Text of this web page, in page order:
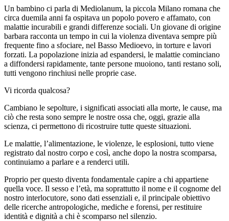
Un bambino ci parla di Mediolanum, la piccola Milano romana che
circa duemila anni fa ospitava un popolo povero e affamato, con
malattie incurabili e grandi differenze sociali. Un giovane di origine
barbara racconta un tempo in cui la violenza diventava sempre più
frequente fino a sfociare, nel Basso Medioevo, in torture e lavori
forzati. La popolazione inizia ad espandersi, le malattie cominciano
a diffondersi rapidamente, tante persone muoiono, tanti restano soli,
tutti vengono rinchiusi nelle proprie case.
Vi ricorda qualcosa?
Cambiano le sepolture, i significati associati alla morte, le cause, ma
ciò che resta sono sempre le nostre ossa che, oggi, grazie alla
scienza, ci permettono di ricostruire tutte queste situazioni.
Le malattie, l’alimentazione, le violenze, le esplosioni, tutto viene
registrato dal nostro corpo e così, anche dopo la nostra scomparsa,
continuiamo a parlare e a renderci utili.
Proprio per questo diventa fondamentale capire a chi appartiene
quella voce. Il sesso e l’età, ma soprattutto il nome e il cognome del
nostro interlocutore, sono dati essenziali e, il principale obiettivo
delle ricerche antropologiche, mediche e forensi, per restituire
identità e dignità a chi è scomparso nel silenzio.